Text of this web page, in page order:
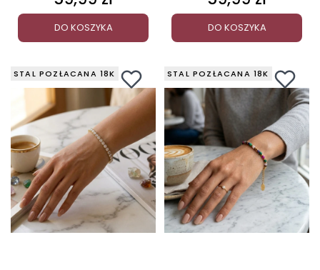
DO KOSZYKA DO KOSZYKA
STAL POZŁACANA 18K STAL POZŁACANA 18K